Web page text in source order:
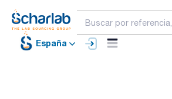
España